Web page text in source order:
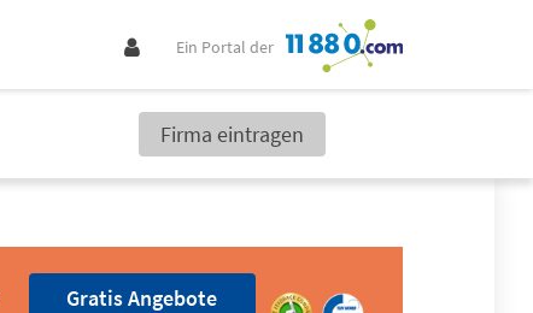
Ein Portal der
Firma eintragen
Gratis Angebote